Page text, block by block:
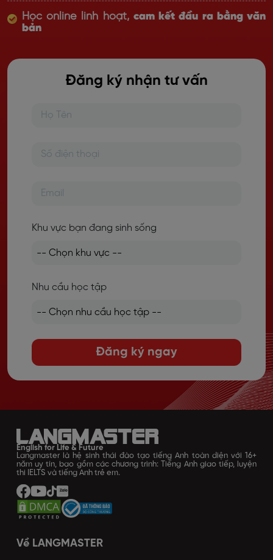
Học online linh hoạt, cam kết đầu ra bằng văn
bản
Đăng ký nhận tư vấn
Khu vực bạn đang sinh sống
Nhu cầu học tập
Đăng ký ngay
English for Life & Future
Langmaster là hệ sinh thái đào tạo tiếng Anh toàn diện với 16+
năm uy tín, bao gồm các chương trình: Tiếng Anh giao tiếp, luyện
thi IELTS và tiếng Anh trẻ em.
Về LANGMASTER